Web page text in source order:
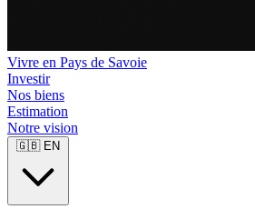
Vivre en Pays de Savoie
Investir
Nos biens
Estimation
Notre vision
🇬🇧 EN